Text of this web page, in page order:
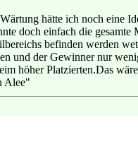
hätte ich noch eine
doch einfach die
befinden werden
und der Gewinner nur
höher Platzierten.Das
Alee"